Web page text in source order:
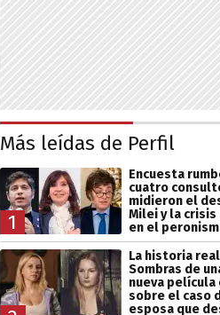
Más leídas de Perfil
1
Encuesta
cuatro
midieron el
Milei y la
en el
La historia
Sombras de
nueva
sobre el caso
esposa que